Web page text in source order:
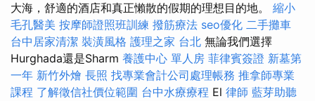
大海，舒適的酒店和真正懶散的假期的理想目的地。 縮小
毛孔醫美 按摩師證照班訓練 撥筋療法 seo優化 二手攤車
台中居家清潔 裝潢風格 護理之家 台北 無論我們選擇
Hurghada還是Sharm 養護中心 單人房 菲律賓簽證 新墓第
一年 新竹外燴 長照 找專業會計公司處理帳務 推拿師專業
課程 了解徵信社價位範圍 台中水療療程 El 律師 藍芽助聽